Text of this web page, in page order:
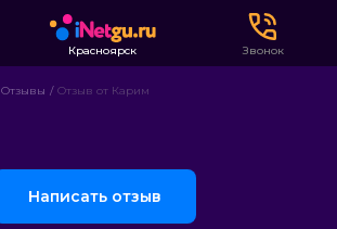
Красноярск Звонок
Отзывы Отзыв от Карим
Написать отзыв